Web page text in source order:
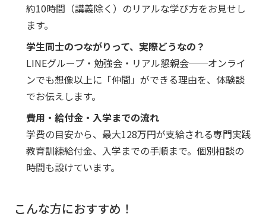
約10時間（講義除く）のリアルな学び方をお見せし
ます。
学生同士のつながりって、実際どうなの？
LINEグループ・勉強会・リアル懇親会──オンライ
ンでも想像以上に「仲間」ができる理由を、体験談
でお伝えします。
費用・給付金・入学までの流れ
学費の目安から、最大128万円が支給される専門実践
教育訓練給付金、入学までの手順まで。個別相談の
時間も設けています。
こんな方におすすめ！